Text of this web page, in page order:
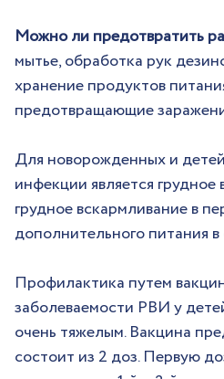
Можно ли предотвратить
мытье, обработка рук
хранение продуктов
предотвращающие
Для новорожденных и
инфекции является
грудное вскармливание в
дополнительного питания
Профилактика путем
заболеваемости РВИ у
очень тяжелым. Вакцина
состоит из 2 доз. Первую